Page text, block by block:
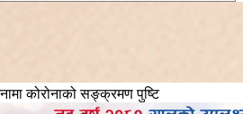
कोरोनाको सङ्क्रमण पुष्टि